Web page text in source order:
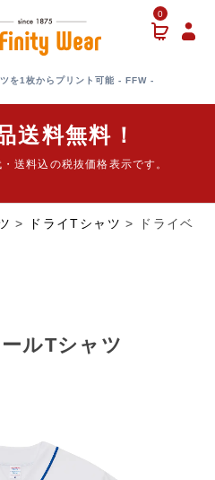
0
を1枚からプリント可能 - FFW -
送料無料！
送料込の税抜価格表示です。
> ドライTシャツ > ドライベ
ルTシャツ